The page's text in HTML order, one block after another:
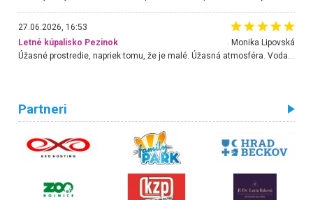
27.06.2026, 16:53
Letné kúpalisko Pezinok
. Monika Lipovská
Úžasné prostredie, napriek tomu, že je malé. Úžasná atmosféra. Voda fantastická a nádherná. Ľudí je pomerne veľa, ale su mili a ohľaduplní. Je veľmi zaujímavé sledovať, ako dokážu spolu športovať cudzí ľudia a bez ohľadu na vek. Vládne tu pohoda. Vnuka neviem dostať z vody. Ďakujem za krásny deň . Urcite sa sem vrátim. Jediný problém je s parkovaním, ale aj ten sa mi podarilo vyriešiť. Monika Bratislava
Partneri